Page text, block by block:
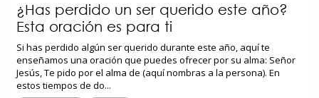
¿Has perdido un ser querido este año?
Esta oración es para ti
Si has perdido algún ser querido durante este año, aquí te
enseñamos una oración que puedes ofrecer por su alma: Señor
Jesús, Te pido por el alma de (aquí nombras a la persona). En
estos tiempos de do...